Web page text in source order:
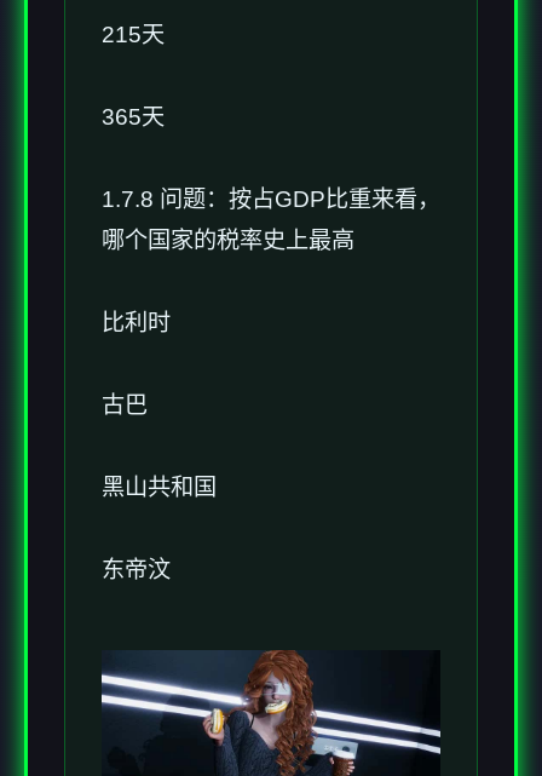
215天
365天
1.7.8 问题：按占GDP比重来看，
哪个国家的税率史上最高
比利时
古巴
黑山共和国
东帝汶